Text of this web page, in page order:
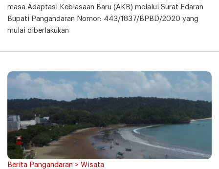
masa Adaptasi Kebiasaan Baru (AKB) melalui Surat Edaran
Bupati Pangandaran Nomor: 443/1837/BPBD/2020 yang
mulai diberlakukan
Berita Pangandaran > Wisata